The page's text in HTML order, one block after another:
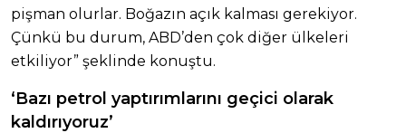
pişman olurlar. Boğazın açık kalması gerekiyor.
Çünkü bu durum, ABD’den çok diğer ülkeleri
etkiliyor” şeklinde konuştu.
‘Bazı petrol yaptırımlarını geçici olarak
kaldırıyoruz’